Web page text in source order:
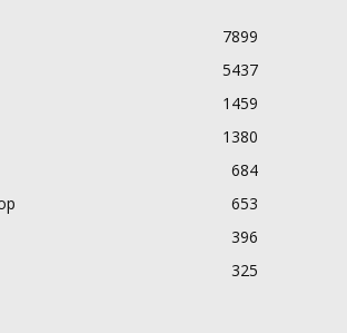
7899
5437
1459
1380
684
653
396
325